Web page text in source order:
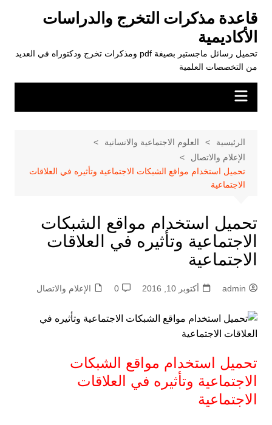
المحتوى
قاعدة مذكرات التخرج والدراسات
الأكاديمية
تحميل رسائل ماجستير بصيغة pdf ومذكرات تخرج ودكتوراه في العديد
من التخصصات العلمية
الرئيسية
العلوم الاجتماعية والانسانية
الإعلام والاتصال
تحميل استخدام مواقع الشبكات الاجتماعیة وتأثیره في العلاقات
الاجتماعیة
تحميل استخدام مواقع الشبكات
الاجتماعیة وتأثیره في العلاقات
الاجتماعیة
admin أكتوبر 10, 2016 0 الإعلام والاتصال
تحميل استخدام مواقع الشبكات
الاجتماعیة وتأثیره في العلاقات
الاجتماعیة